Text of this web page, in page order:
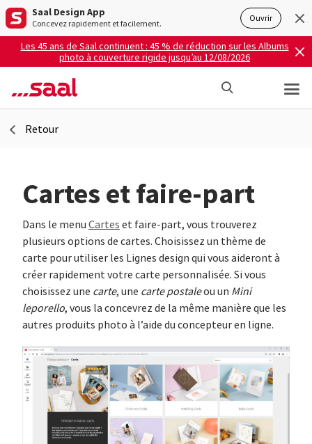
Saal Design App
Concevez rapidement et facilement. Ouvrir
Les 45 ans de Saal continuent : 45 % de réduction sur les Albums
photo à couverture rigide jusqu’au 12/08/2026
Retour
Cartes et faire-part
Dans le menu Cartes et faire-part, vous trouverez
plusieurs options de cartes. Choisissez un thème de
carte pour utiliser les Lignes design qui vous aideront à
créer rapidement votre carte personnalisée. Si vous
choisissez une carte, une carte postaleou un Mini
leporello, vous la concevrez de la même manière que les
autres produits photo à l’aide du concepteur en ligne.